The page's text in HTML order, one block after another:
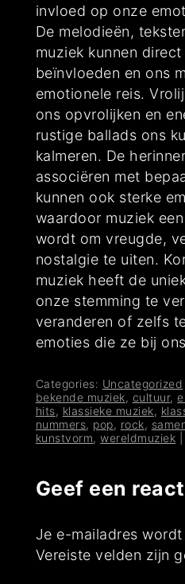
invloed op onze
De melodieën,
muziek kunnen
beïnvloeden en ons
emotionele reis.
ons opvrolijken en
rustige ballads ons
kalmeren. De
associëren met
kunnen ook sterke
waardoor muziek
wordt om vreugde,
nostalgie te uiten.
muziek heeft de
onze stemming te
veranderen of zelfs
emoties die ze bij
Categories: Uncategorized
bekende muziek, cultuur,
hits, klassieke muziek,
nummers, pop, rock,
kunstvorm,wereldmuziek
Geef een
Je e-mailadres
Vereiste velden zijn